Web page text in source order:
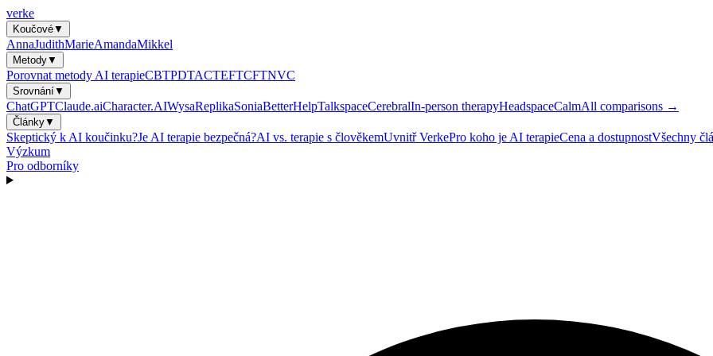
verke
Koučové▼
AnnaJudithMarieAmandaMikkel
Metody▼
Porovnat metody AI terapieCBTPDTACTEFTCFTNVC
Srovnání▼
ChatGPTClaude.aiCharacter.AIWysaReplikaSoniaBetterHelpTalkspaceCerebralIn-person therapyHeadspaceCalmAll comparisons →
Články▼
Skeptický k AI koučinku?Je AI terapie bezpečná?AI vs. terapie s člověkemUvnitř VerkePro koho je AI terapieCena a dostupnostVšechny
Výzkum
Pro odborníky